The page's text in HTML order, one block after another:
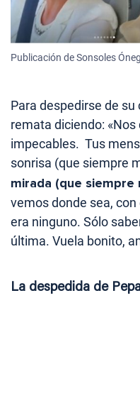
Publicación de Sonsoles
Para despedirse de
remata diciendo:
impecables. Tus
sonrisa (que siempre
mirada (que
vemos donde sea,
era ninguno. Sólo
última. Vuela bonito,
La despedida de